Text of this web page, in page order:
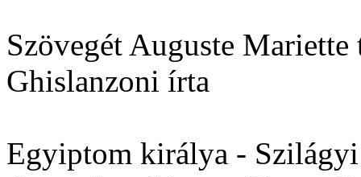
Szövegét Auguste
Ghislanzoni írta
Egyiptom királya -